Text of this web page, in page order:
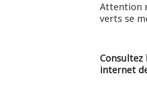
Attention
verts se
internet